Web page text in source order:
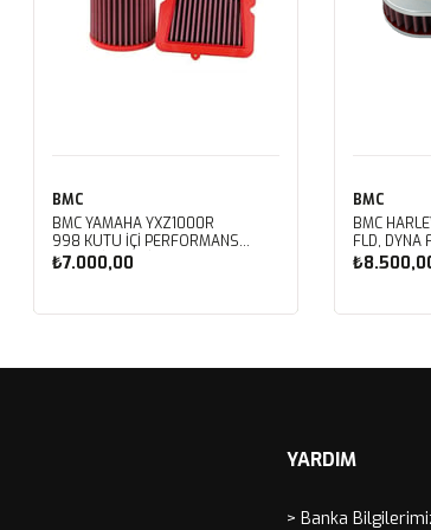
BMC
BMC YAMAHA YXZ1000R
998 KUTU İÇİ PERFORMANS
HAVA FİLTRESİ FM01128
₺7.000,00
BMC
BMC
FLD, DYNA
FXDBB,
FXDF,
FM01123
YARDIM
> Banka